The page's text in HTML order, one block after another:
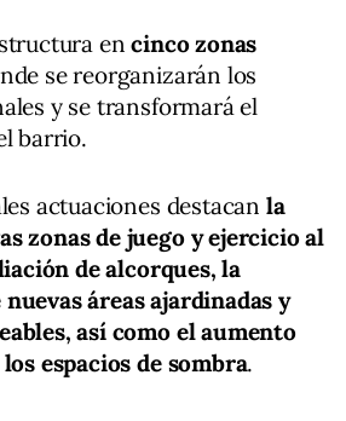
encinco zonas
se reorganizarán los
y se transformará el
barrio.
actuaciones destacan la
zonas de juego y ejercicio al
de alcorques, la
áreas ajardinadas y
así como el aumento
espacios de sombra.